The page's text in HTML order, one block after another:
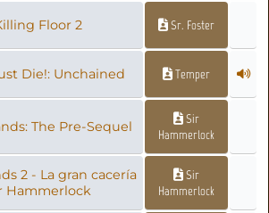
Floor 2 Sr. Foster
Die!: Unchained Temper
The Pre-Sequel
Sir
Hammerlock
2 - La gran cacería
Hammerlock
Sir
Hammerlock